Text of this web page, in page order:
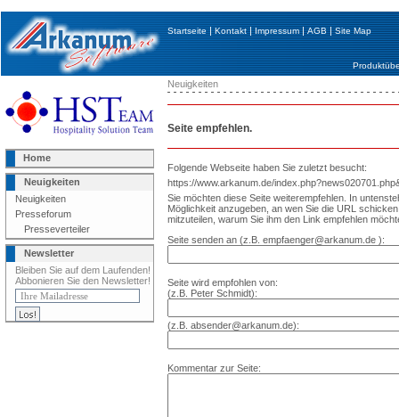
Startseite|Kontakt|Impressum|AGB|Site Map
Home
Neuigkeiten
Neuigkeiten
Presseforum
Presseverteiler
Newsletter
Bleiben Sie auf dem Laufenden!
Abbonieren Sie den Newsletter!
Neuigkeiten
Seite empfehlen.
Folgende Webseite haben Sie zuletzt besucht:
https://www.arkanum.de/
Sie möchten diese Seite weiterempfehlen. In
Möglichkeit anzugeben, an wen Sie die URL
mitzuteilen, warum Sie ihm den Link empfehlen
Seite senden an (z.B. empfaenger@arkanum.de ):
Seite wird empfohlen von:
(z.B. Peter Schmidt):
(z.B. absender@arkanum.de):
Kommentar zur Seite: